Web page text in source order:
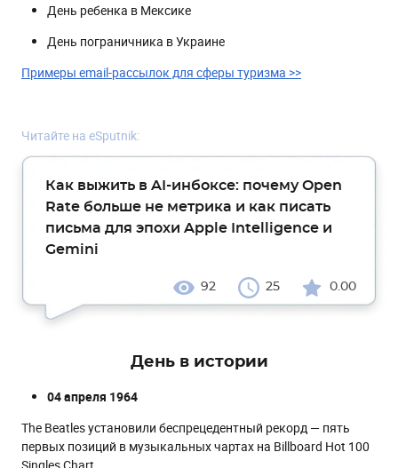
День ребенка в Мексике
День пограничника в Украине
Примеры email-рассылок для сферы туризма >>
Читайте на eSputnik:
Как выжить в AI-инбоксе: почему Open
Rate больше не метрика и как писать
письма для эпохи Apple Intelligence и
Gemini
92 25 0.00
День в истории
04 апреля 1964
The Beatles установили беспрецедентный рекорд — пять
первых позиций в музыкальных чартах на Billboard Hot 100